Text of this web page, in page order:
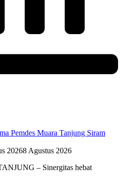
Pemdes Muara Tanjung Siram
20268 Agustus 2026
– Sinergitas hebat